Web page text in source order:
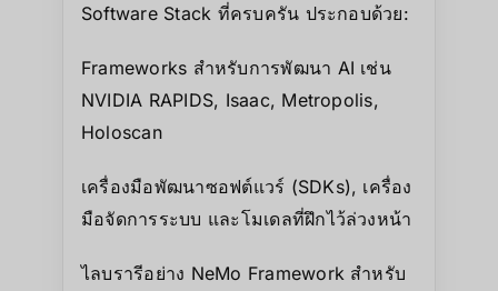
Software Stack ที่ครบครัน ประกอบด้วย:
Frameworks สำหรับการพัฒนา AI เช่น
NVIDIA RAPIDS, Isaac, Metropolis,
Holoscan
เครื่องมือพัฒนาซอฟต์แวร์ (SDKs), เครื่อง
มือจัดการระบบ และโมเดลที่ฝึกไว้ล่วงหน้า
ไลบรารีอย่าง NeMo Framework สำหรับ